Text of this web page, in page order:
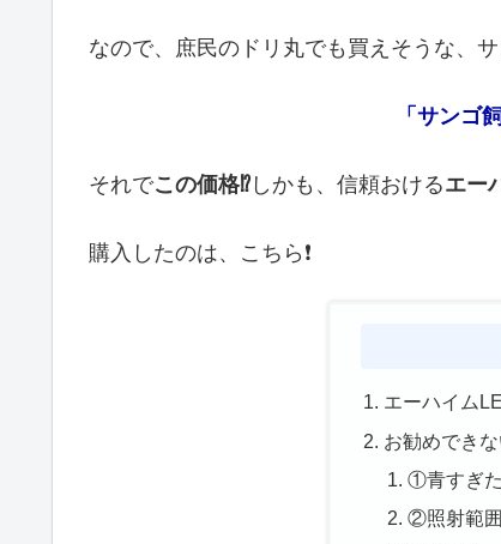
なので、庶民のドリ丸でも買えそうな、
「サンゴ
それでこの価格⁉️ しかも、信頼おけるエー
購入したのは、こちら❗
エーハイム
お勧めでき
①青すぎた
②照射範